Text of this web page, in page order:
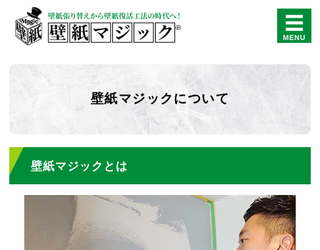
MENU
ホーム
壁紙マジックについて
壁紙復活工法マニュアル
よくあるご質問
壁紙マジックについて
壁紙マジックとは